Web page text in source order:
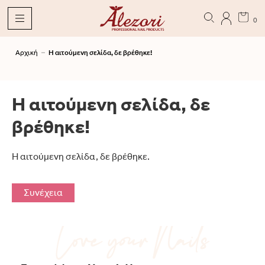
0
Αρχική Η αιτούμενη σελίδα, δε βρέθηκε!
Η αιτούμενη σελίδα, δε
βρέθηκε!
Η αιτούμενη σελίδα, δε βρέθηκε.
Συνέχεια